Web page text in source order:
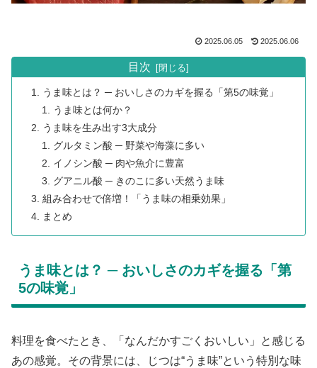
2025.06.05 2025.06.06
目次
うま味とは？ ─ おいしさのカギを握る「第5の味覚」
うま味とは何か？
うま味を生み出す3大成分
グルタミン酸 ─ 野菜や海藻に多い
イノシン酸 ─ 肉や魚介に豊富
グアニル酸 ─ きのこに多い天然うま味
組み合わせで倍増！「うま味の相乗効果」
まとめ
うま味とは？ ─ おいしさのカギを握る「第
5の味覚」
料理を食べたとき、「なんだかすごくおいしい」と感じる
あの感覚。その背景には、じつは“うま味”という特別な味